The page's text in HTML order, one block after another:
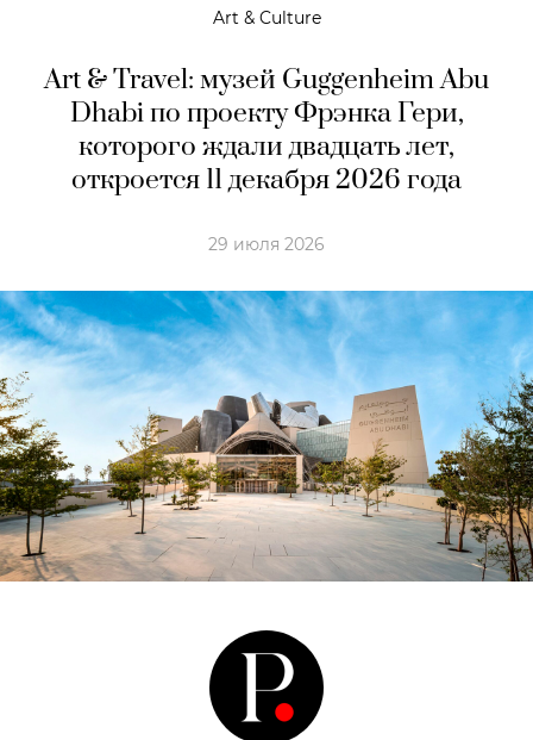
Art & Culture
Art & Travel: музей Guggenheim Abu
Dhabi по проекту Фрэнка Гери,
которого ждали двадцать лет,
откроется 11 декабря 2026 года
29 июля 2026